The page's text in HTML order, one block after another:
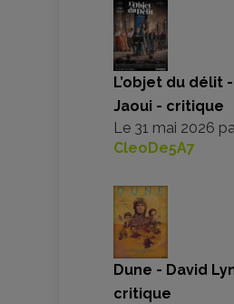
L’objet du délit
Jaoui - critique
Le 31 mai 2026
CleoDe5A7
Dune - David
critique